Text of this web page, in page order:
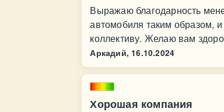
Выражаю благодарность
автомобиля таким образом,
коллективу. Желаю вам
Аркадий, 16.10.2024
Хорошая компания